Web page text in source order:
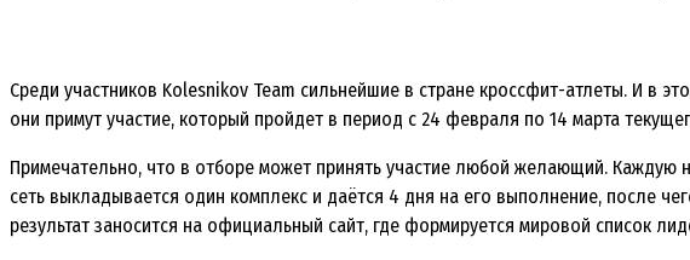
Среди участников Kolesnikov Team сильнейшие в стране кроссфит-атлеты. И в
они примут участие, который пройдет в период с 24 февраля по 14 марта
Примечательно, что в отборе может принять участие любой желающий. Каждую
сеть выкладывается один комплекс и даётся 4 дня на его выполнение, после
результат заносится на официальный сайт, где формируется мировой список